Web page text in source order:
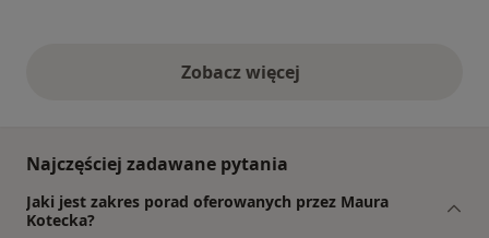
Zobacz więcejopinie powyżej
Najczęściej zadawane pytania
Jaki jest zakres porad oferowanych przez Maura
Kotecka?